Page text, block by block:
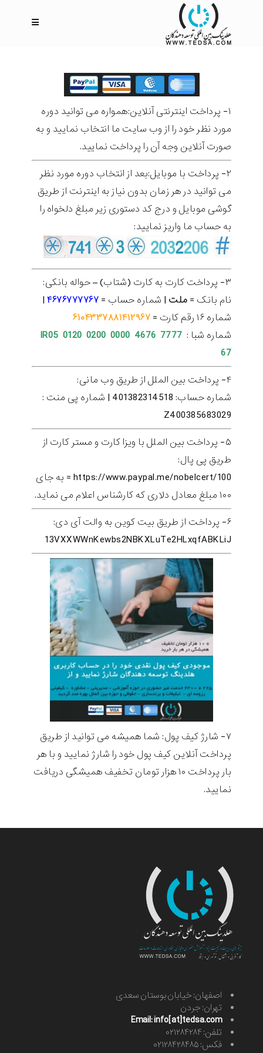
۱- پرداخت اینترنتی آنلاین:همواره می توانید دوره
مورد نظر خود را از وب سایت ما انتخاب نمایید و به
صورت آنلاین وجه آن را پرداخت نمایید.
۲- پرداخت با موبایل:بعد از انتخاب دوره مورد نظر
می توانید در هر زمان بدون نیاز به اینترنت از طریق
گوشی موبایل و درج کد دستوری زیر مبلغ دلخواه را
به حساب ما واریز نمایید:
۳- پرداخت کارت به کارت (شتاب) – حواله بانکی:
نام بانک = ملت | شماره حساب = ۴۶۷۶۷۷۷۷۶۷ |
شماره ۱۶ رقم کارت =
۶۱۰۴۳۳۷۸۸۱۴۱۲۹۶۷
شماره شبا : IR05 0120 0200 0000 4676 7777
67
۴- پرداخت بین الملل از طریق وب مانی:
شماره حساب: 401382314518 | شماره پی منت :
Z400385683029
۵- پرداخت بین الملل با ویزا کارت و مستر کارت از
طریق پی پال:
https://www.paypal.me/nobelcert/100 = به جای
۱۰۰ مبلغ معادل دلاری که کارشناس اعلام می نماید.
۶- پرداخت از طریق بیت کوین به والت آی دی:
13VXXWWnKewbs2NBKXLuTe2HLxqfABKLiJ
۷- شارژ کیف پول: شما همیشه می توانید از طریق
پرداخت آنلاین کیف پول خود را شارژ نمایید و با هر
بار پرداخت ۱۰ هزار تومان تخفیف همیشگی دریافت
نمایید.
اصفهان: خیابان بوستان سعدی
تهران: جردن
Email: info[at]tedsa.com
تلفن: ۰۲۱۲۸۴۲۸۴
فکس: ۰۲۱۲۸۴۲۸۴۸۵